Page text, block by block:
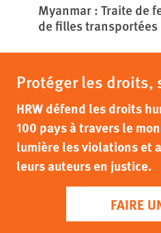
Myanmar : Traite de
de filles transportées
Protéger les droits,
HRW défend les droits
100 pays à travers le
lumière les violations et
leurs auteurs en justice.
FAIRE